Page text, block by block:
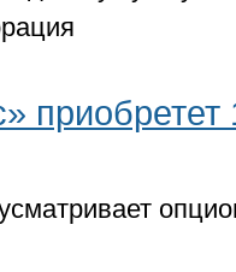
приобретет